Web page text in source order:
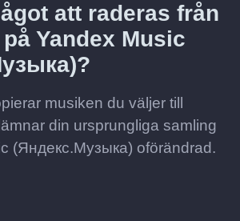
att raderas från
Yandex Music
musiken du väljer till
din ursprungliga samling
(Яндекс.Музыка) oförändrad.